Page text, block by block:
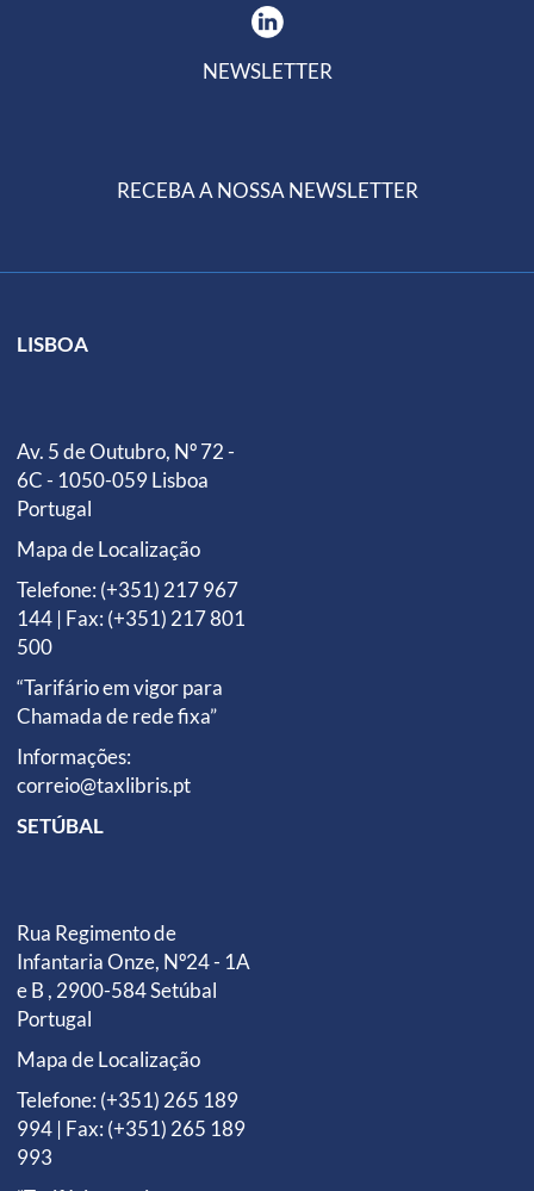
NEWSLETTER
RECEBA A NOSSA NEWSLETTER
LISBOA
Av. 5 de Outubro, Nº 72 -
6C - 1050-059 Lisboa
Portugal
Mapa de Localização
Telefone: (+351) 217 967
144 | Fax: (+351) 217 801
500
“Tarifário em vigor para
Chamada de rede fixa”
Informações:
correio@taxlibris.pt
SETÚBAL
Rua Regimento de
Infantaria Onze, Nº24 - 1A
e B , 2900-584 Setúbal
Portugal
Mapa de Localização
Telefone: (+351) 265 189
994 | Fax: (+351) 265 189
993